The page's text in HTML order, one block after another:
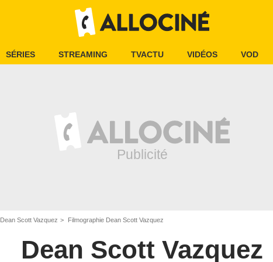
SÉRIES STREAMING TVACTU VIDÉOS VOD
Dean Scott Vazquez Filmographie Dean Scott Vazquez
Dean Scott Vazquez